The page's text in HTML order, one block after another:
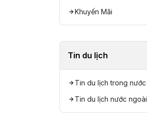
Khuyến Mãi
Tin du lịch
Tin du lịch trong nước
Tin du lịch nước ngoài